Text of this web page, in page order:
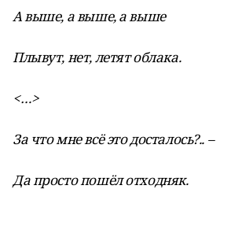
А выше, а выше, а выше
Плывут, нет, летят облака.
<…>
За что мне всё это досталось?.. –
Да просто пошёл отходняк.